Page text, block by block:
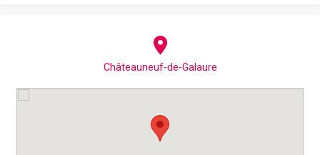
Châteauneuf-de-Galaure